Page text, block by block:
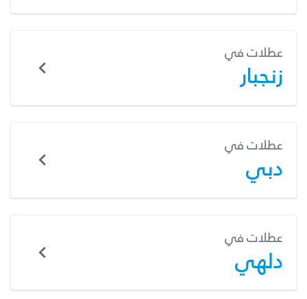
عطلات في
زنجبار
عطلات في
دبي
عطلات في
دلهي